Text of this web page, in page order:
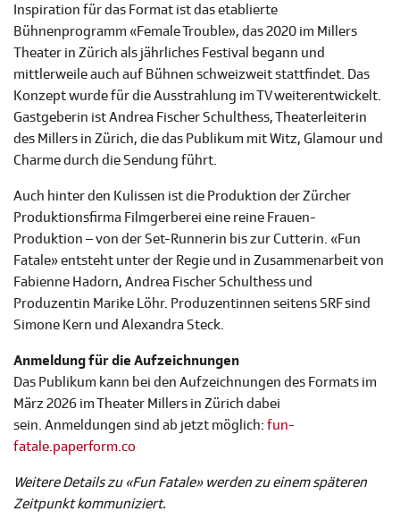
Inspiration für das Format ist das etablierte
Bühnenprogramm «Female Trouble», das 2020 im Millers
Theater in Zürich als jährliches Festival begann und
mittlerweile auch auf Bühnen schweizweit stattfindet. Das
Konzept wurde für die Ausstrahlung im TV weiterentwickelt.
Gastgeberin ist Andrea Fischer Schulthess, Theaterleiterin
des Millers in Zürich, die das Publikum mit Witz, Glamour und
Charme durch die Sendung führt.
Auch hinter den Kulissen ist die Produktion der Zürcher
Produktionsfirma Filmgerberei eine reine Frauen-
Produktion – von der Set-Runnerin bis zur Cutterin. «Fun
Fatale» entsteht unter der Regie und in Zusammenarbeit von
Fabienne Hadorn, Andrea Fischer Schulthess und
Produzentin Marike Löhr. Produzentinnen seitens SRF sind
Simone Kern und Alexandra Steck.
Anmeldung für die Aufzeichnungen
Das Publikum kann bei den Aufzeichnungen des Formats im
März 2026 im Theater Millers in Zürich dabei
sein. Anmeldungen sind ab jetzt möglich: fun-
fatale.paperform.co
Weitere Details zu «Fun Fatale» werden zu einem späteren
Zeitpunkt kommuniziert.